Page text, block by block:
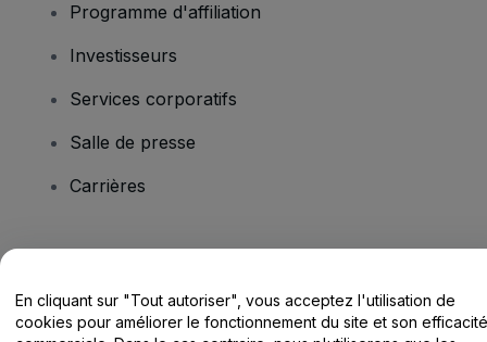
Programme d'affiliation
Investisseurs
Services corporatifs
Salle de presse
Carrières
Centre d'assistance / Nous contacter
En cliquant sur "Tout autoriser", vous acceptez l'utilisation de
cookies pour améliorer le fonctionnement du site et son efficacité